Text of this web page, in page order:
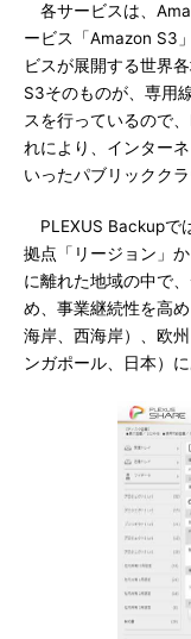
各サービスは、
ービス「Amazon S3
ビスが展開する世界
S3そのものが、専用
スを行っているので
れにより、インター
いったパブリックク
PLEXUS Backupで
拠点「リージョン」
に離れた地域の中で
め、事業継続性を高
海岸、西海岸）、欧
ンガポール、日本）に